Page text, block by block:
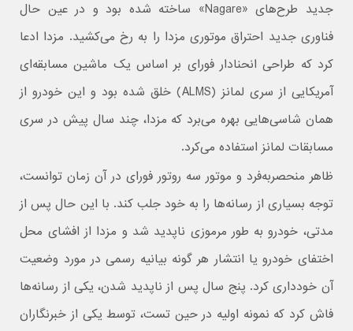
جدید طرح‌های «Nagare» ساخته شده بود و در عین حال
فناوری جدید احتراق موتوری مزدا را به رخ می‌کشید. مزدا ادعا
کرد که طراحی انحنادار فورای بر اساس یک ماشین مسابقه‌ای
آمریکایی از سری لمانز (ALMS) خلق شده بود و این خودرو از
همان شاسی‌هایی بهره می‌برد که مزدا، چند سال پیش در سری
مسابقات لمانز استفاده می‌کرد.
ظاهر منحصربه‌فرد و موتور سه روتور فورای در آن زمان توانست،
توجه بسیاری از رسانه‌ها را به خود جلب کند. با این حال پس از
مدتی، خودرو به طور مرموزی ناپدید شد و مزدا از افشای محل
اختفای خودرو یا انتشار هر گونه بیانیه رسمی در مورد وضعیت
آن خودداری کرد. پنج سال پس از ناپدید شدن، یکی از رسانه‌ها
فاش کرد که نمونه اولیه در حین تست، توسط یکی از خبرنگاران